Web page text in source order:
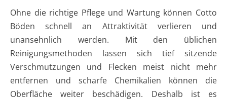
Ohne die richtige Pflege und Wartung können Cotto
Böden schnell an Attraktivität verlieren und
unansehnlich werden. Mit den üblichen
Reinigungsmethoden lassen sich tief sitzende
Verschmutzungen und Flecken meist nicht mehr
entfernen und scharfe Chemikalien können die
Oberfläche weiter beschädigen. Deshalb ist es